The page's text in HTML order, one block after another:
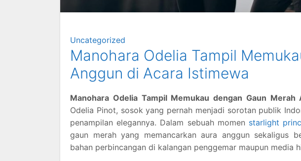
Uncategorized
Manohara Odelia Tampil
Anggun di Acara Istimewa
Manohara Odelia Tampil Memukau dengan Gaun
Odelia Pinot, sosok yang pernah menjadi sorotan publik
penampilan elegannya. Dalam sebuah momen starlight
gaun merah yang memancarkan aura anggun sekaligus
bahan perbincangan di kalangan penggemar maupun media